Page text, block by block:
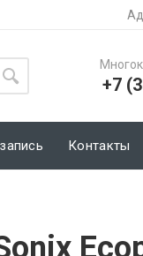
+7
Контакты